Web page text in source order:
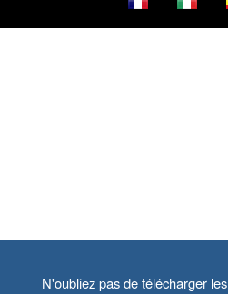
N'oubliez pas de télécharger les